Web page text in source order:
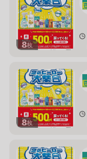
8枚
8枚